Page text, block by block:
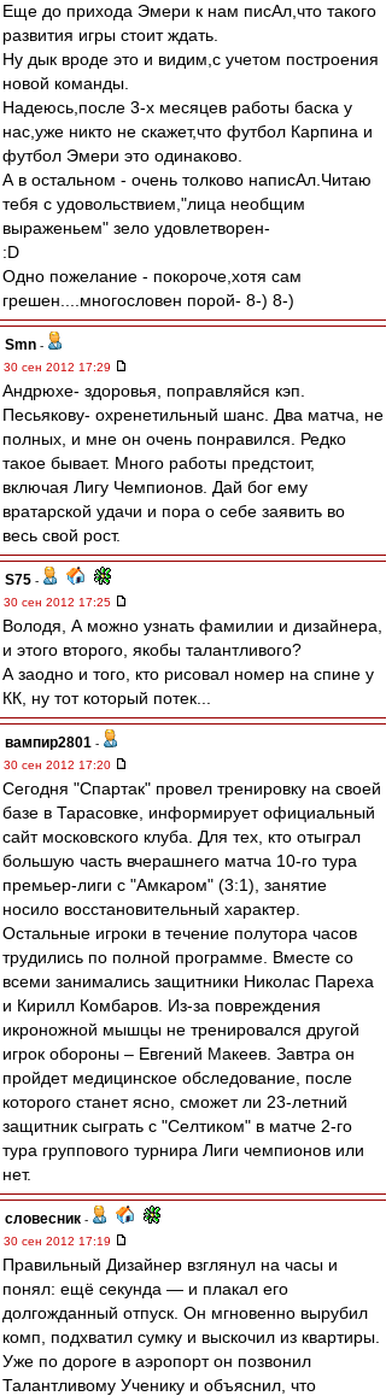
Еще до прихода Эмери к нам писАл,что такого
развития игры стоит ждать.
Ну дык вроде это и видим,с учетом построения
новой команды.
Надеюсь,после 3-х месяцев работы баска у
нас,уже никто не скажет,что футбол Карпина и
футбол Эмери это одинаково.
А в остальном - очень толково написАл.Читаю
тебя с удовольствием,"лица необщим
выраженьем" зело удовлетворен-
:D
Одно пожелание - покороче,хотя сам
грешен....многословен порой- 8-) 8-)
Smn -
30 сен 2012 17:29
Андрюхе- здоровья, поправляйся кэп.
Песьякову- охренетильный шанс. Два матча, не
полных, и мне он очень понравился. Редко
такое бывает. Много работы предстоит,
включая Лигу Чемпионов. Дай бог ему
вратарской удачи и пора о себе заявить во
весь свой рост.
S75 -
30 сен 2012 17:25
Володя, А можно узнать фамилии и дизайнера,
и этого второго, якобы талантливого?
А заодно и того, кто рисовал номер на спине у
КК, ну тот который потек...
вампир2801 -
30 сен 2012 17:20
Сегодня "Спартак" провел тренировку на своей
базе в Тарасовке, информирует официальный
сайт московского клуба. Для тех, кто отыграл
большую часть вчерашнего матча 10-го тура
премьер-лиги с "Амкаром" (3:1), занятие
носило восстановительный характер.
Остальные игроки в течение полутора часов
трудились по полной программе. Вместе со
всеми занимались защитники Николас Пареха
и Кирилл Комбаров. Из-за повреждения
икроножной мышцы не тренировался другой
игрок обороны – Евгений Макеев. Завтра он
пройдет медицинское обследование, после
которого станет ясно, сможет ли 23-летний
защитник сыграть с "Селтиком" в матче 2-го
тура группового турнира Лиги чемпионов или
нет.
словесник -
30 сен 2012 17:19
Правильный Дизайнер взглянул на часы и
понял: ещё секунда — и плакал его
долгожданный отпуск. Он мгновенно вырубил
комп, подхватил сумку и выскочил из квартиры.
Уже по дороге в аэропорт он позвонил
Талантливому Ученику и объяснил, что